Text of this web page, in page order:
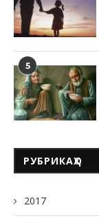
5
РУБРИКАҲО
2017